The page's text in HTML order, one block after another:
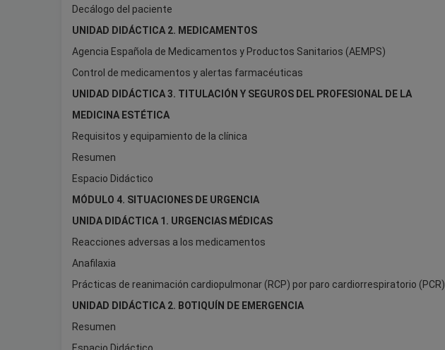
Decálogo del paciente
UNIDAD DIDÁCTICA 2. MEDICAMENTOS
Agencia Española de Medicamentos y Productos Sanitarios (AEMPS)
Control de medicamentos y alertas farmacéuticas
UNIDAD DIDÁCTICA 3. TITULACIÓN Y SEGUROS DEL PROFESIONAL DE LA
MEDICINA ESTÉTICA
Requisitos y equipamiento de la clínica
Resumen
Espacio Didáctico
MÓDULO 4. SITUACIONES DE URGENCIA
UNIDA DIDÁCTICA 1. URGENCIAS MÉDICAS
Reacciones adversas a los medicamentos
Anafilaxia
Prácticas de reanimación cardiopulmonar (RCP) por paro cardiorrespiratorio (PCR)
UNIDAD DIDÁCTICA 2. BOTIQUÍN DE EMERGENCIA
Resumen